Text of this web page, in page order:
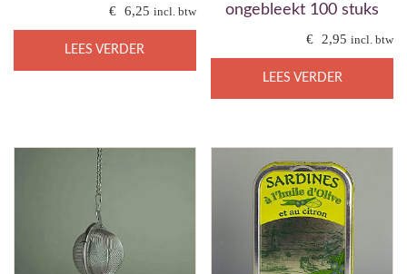
€ 6,25 incl. btw
LEES VERDER
ongebleekt 100 stuks
€ 2,95 incl. btw
LEES VERDER